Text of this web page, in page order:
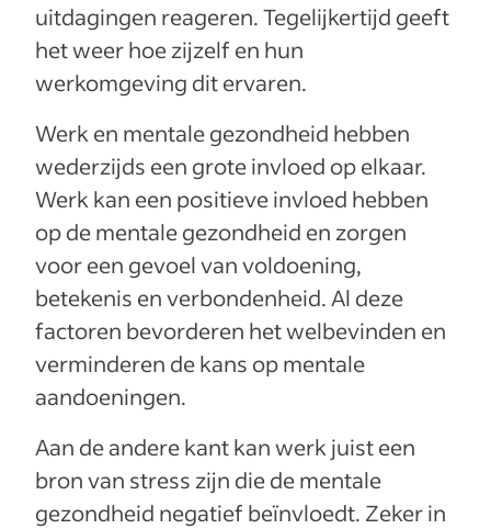
uitdagingen reageren. Tegelijkertijd geeft
het weer hoe zijzelf en hun
werkomgeving dit ervaren.
Werk en mentale gezondheid hebben
wederzijds een grote invloed op elkaar.
Werk kan een positieve invloed hebben
op de mentale gezondheid en zorgen
voor een gevoel van voldoening,
betekenis en verbondenheid. Al deze
factoren bevorderen het welbevinden en
verminderen de kans op mentale
aandoeningen.
Aan de andere kant kan werk juist een
bron van stress zijn die de mentale
gezondheid negatief beïnvloedt. Zeker in